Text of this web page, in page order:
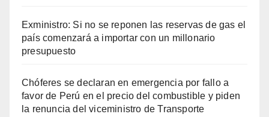
Exministro: Si no se reponen las reservas de gas el
país comenzará a importar con un millonario
presupuesto
Chóferes se declaran en emergencia por fallo a
favor de Perú en el precio del combustible y piden
la renuncia del viceministro de Transporte